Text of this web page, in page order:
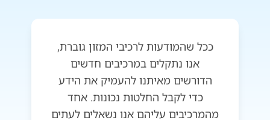
ככל שהמודעות לרכיבי המזון גוברת,
אנו נתקלים במרכיבים חדשים
הדורשים מאיתנו להעמיק את הידע
כדי לקבל החלטות נכונות. אחד
מהמרכיבים עליהם אנו נשאלים לעתים